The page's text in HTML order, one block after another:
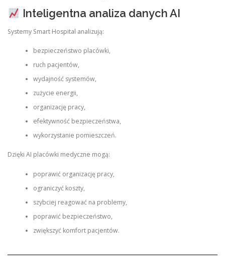
Inteligentna analiza danych AI
Systemy Smart Hospital analizują:
bezpieczeństwo placówki,
ruch pacjentów,
wydajność systemów,
zużycie energii,
organizację pracy,
efektywność bezpieczeństwa,
wykorzystanie pomieszczeń.
Dzięki AI placówki medyczne mogą:
poprawić organizację pracy,
ograniczyć koszty,
szybciej reagować na problemy,
poprawić bezpieczeństwo,
zwiększyć komfort pacjentów.